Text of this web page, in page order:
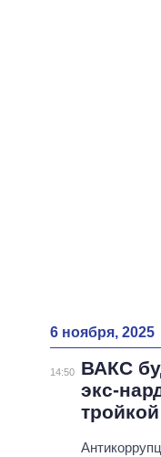
6 ноября, 2025
14:50
ВАКС
экс-